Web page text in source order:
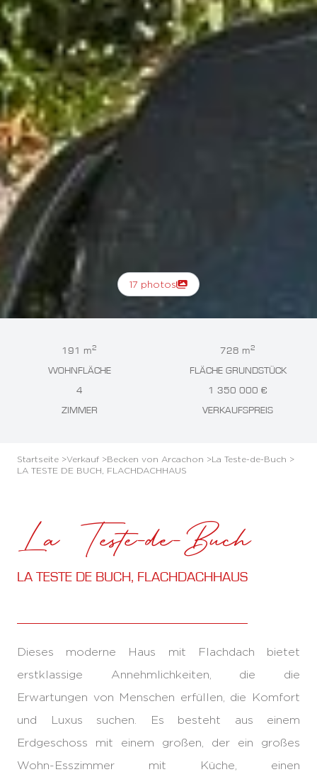
17 photos
191 m2
WOHNFLÄCHE
728 m2
FLÄCHE GRUNDSTÜCK
4
ZIMMER
1 350 000 €
VERKAUFSPREIS
Startseite >Verkauf >Becken von Arcachon >La Teste-de-Buch >
LA TESTE DE BUCH, FLACHDACHHAUS
La Teste-de-Buch
LA TESTE DE BUCH, FLACHDACHHAUS
Dieses moderne Haus mit Flachdach bietet
erstklassige Annehmlichkeiten, die die
Erwartungen von Menschen erfüllen, die Komfort
und Luxus suchen. Es besteht aus einem
Erdgeschoss mit einem großen, der ein großes
Wohn-Esszimmer mit Küche, einen